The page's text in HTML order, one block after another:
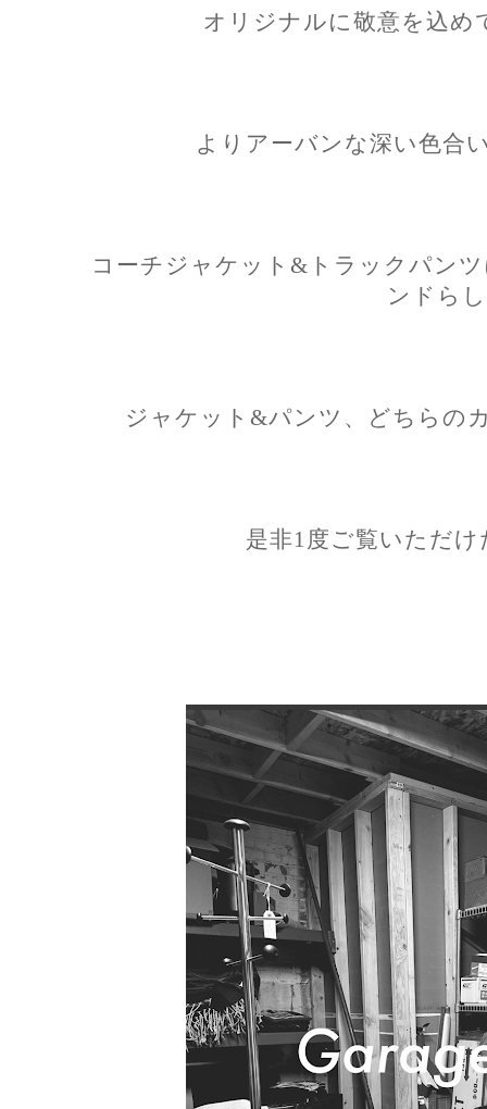
オリジナルに敬意を込め
よりアーバンな深い色合
コーチジャケット&トラックパン
ンドら
ジャケット&パンツ、どちらの
是非1度ご覧いただ